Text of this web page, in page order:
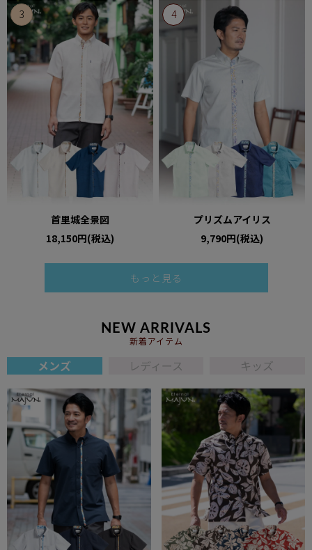
首里城全景図
18,150円(税込)
プリズムアイリス
9,790円(税込)
もっと見る
NEW ARRIVALS
新着アイテム
メンズ レディース キッズ